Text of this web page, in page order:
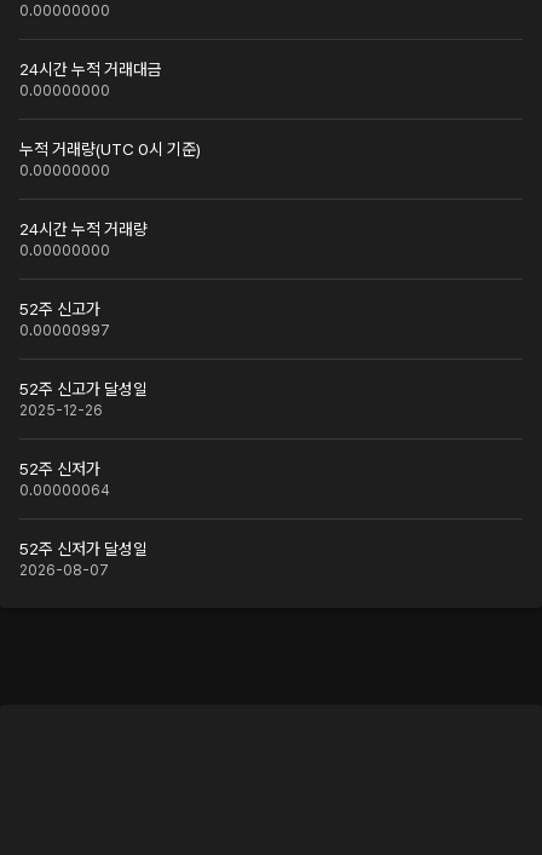
0.00000000
24시간 누적 거래대금
0.00000000
누적 거래량(UTC 0시 기준)
0.00000000
24시간 누적 거래량
0.00000000
52주 신고가
0.00000997
52주 신고가 달성일
2025-12-26
52주 신저가
0.00000064
52주 신저가 달성일
2026-08-07